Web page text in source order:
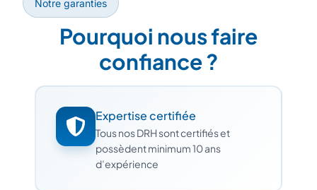
Notre garanties
Pourquoi nous faire
confiance ?
Expertise certifiée
Tous nos DRH sont certifiés et
possèdent minimum 10 ans
d’expérience